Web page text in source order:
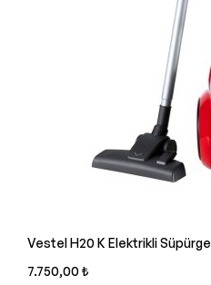
Vestel H20 K Elektrikli Süpürge
7.750,00 ₺